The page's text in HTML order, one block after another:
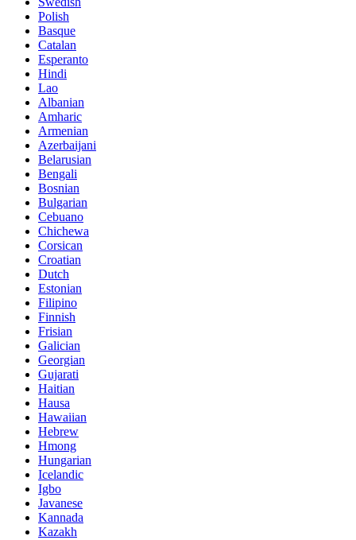
Polish
Basque
Catalan
Esperanto
Hindi
Lao
Albanian
Amharic
Armenian
Azerbaijani
Belarusian
Bengali
Bosnian
Bulgarian
Cebuano
Chichewa
Corsican
Croatian
Dutch
Estonian
Filipino
Finnish
Frisian
Galician
Georgian
Gujarati
Haitian
Hausa
Hawaiian
Hebrew
Hmong
Hungarian
Icelandic
Igbo
Javanese
Kannada
Kazakh